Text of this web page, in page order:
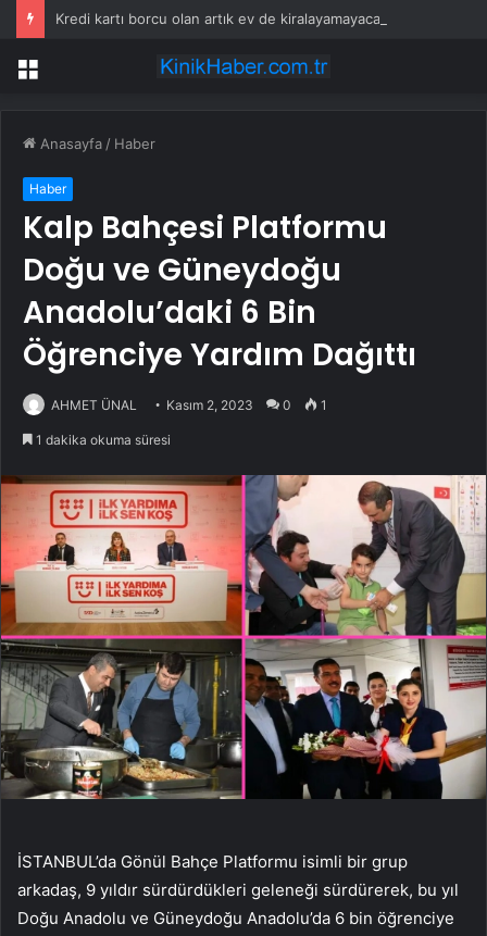
Kredi kartı borcu olan artık ev de kiralayamayacak
Menü
Anasayfa / Haber
Haber
Kalp Bahçesi Platformu
Doğu ve Güneydoğu
Anadolu’daki 6 Bin
Öğrenciye Yardım Dağıttı
AHMET ÜNAL Kasım 2, 2023 0 1
1 dakika okuma süresi
İSTANBUL’da Gönül Bahçe Platformu isimli bir grup
arkadaş, 9 yıldır sürdürdükleri geleneği sürdürerek, bu yıl
Doğu Anadolu ve Güneydoğu Anadolu’da 6 bin öğrenciye